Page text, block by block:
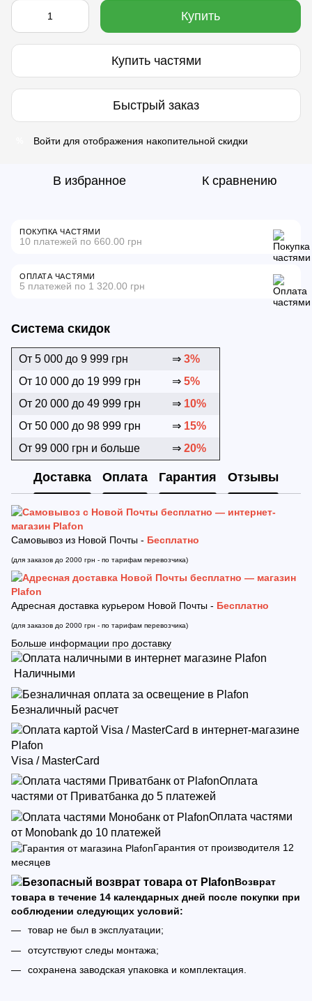
Купить
Купить частями
Быстрый заказ
Войти для отображения накопительной скидки
В избранное К сравнению
ПОКУПКА ЧАСТЯМИ
10 платежей по 660.00 грн
ОПЛАТА ЧАСТЯМИ
5 платежей по 1 320.00 грн
Система скидок
От 5 000 до 9 999 грн ⇒ 3%
От 10 000 до 19 999 грн
⇒ 5%
От 20 000 до 49 999 грн
⇒ 10%
От 50 000 до 98 999 грн
⇒ 15%
От 99 000 грн и больше
⇒ 20%
Доставка Оплата Гарантия Отзывы
Самовывоз из Новой Почты - Бесплатно
(для заказов до 2000 грн - по тарифам перевозчика)
Адресная доставка курьером Новой Почты - Бесплатно
(для заказов до 2000 грн - по тарифам перевозчика)
Больше информации про доставку
Наличными
Безналичный расчет
Visa / MasterCard
Оплата
частями от Приватбанка до 5 платежей
Оплата частями
от Monobank до 10 платежей
Гарантия от производителя 12
месяцев
Возврат
товара в течение 14 календарных дней после покупки при
соблюдении следующих условий:
товар не был в эксплуатации;
отсутствуют следы монтажа;
сохранена заводская упаковка и комплектация.